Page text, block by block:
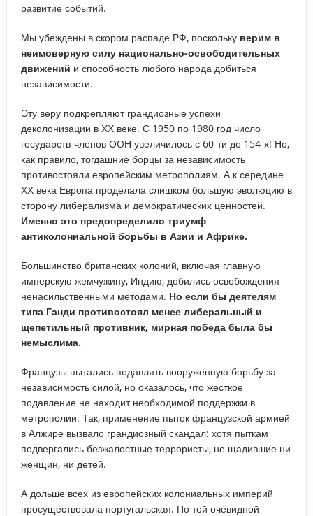
развитие событий.
Мы убеждены в скором распаде РФ, поскольку верим в
неимоверную силу национально-освободительных
движений и способность любого народа добиться
независимости.
Эту веру подкрепляют грандиозные успехи
деколонизации в ХХ веке. С 1950 по 1980 год число
государств-членов ООН увеличилось с 60-ти до 154-х! Но,
как правило, тогдашние борцы за независимость
противостояли европейским метрополиям. А к середине
ХХ века Европа проделала слишком большую эволюцию в
сторону либерализма и демократических ценностей.
Именно это предопределило триумф
антиколониальной борьбы в Азии и Африке.
Большинство британских колоний, включая главную
имперскую жемчужину, Индию, добились освобождения
ненасильственными методами. Но если бы деятелям
типа Ганди противостоял менее либеральный и
щепетильный противник, мирная победа была бы
немыслима.
Французы пытались подавлять вооруженную борьбу за
независимость силой, но оказалось, что жесткое
подавление не находит необходимой поддержки в
метрополии. Так, применение пыток французской армией
в Алжире вызвало грандиозный скандал: хотя пыткам
подвергались безжалостные террористы, не щадившие ни
женщин, ни детей.
А дольше всех из европейских колониальных империй
просуществовала португальская. По той очевидной